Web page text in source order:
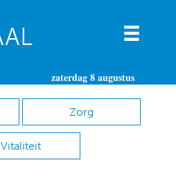
zaterdag 8 augustus
Zorg
Vitaliteit